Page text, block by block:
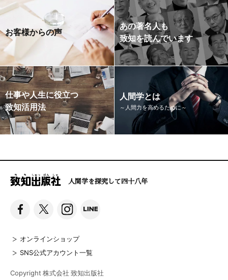
お客様からの声
あの著名人も
致知を読んでいます
仕事や人生に役立つ
致知活用法
人間学とは
～人間力を高めるために～
人間学を探究して四十八年
オンラインショップ
SNS公式アカウント一覧
Copyright 株式会社 致知出版社